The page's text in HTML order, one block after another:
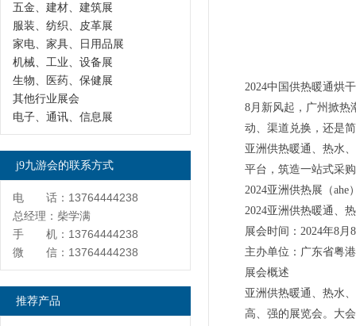
2024中国供热暖通烘
8月新风起，广州掀热
动、渠道兑换，还是
亚洲供热暖通、热水
平台，筑造一站式采
2024亚洲供热展（ahe
2024亚洲供热暖通、
展会时间：2024年
主办单位：广东省粤
展会概述
亚洲供热暖通、热水
高、强的展览会。大
五金、建材、建筑展
服装、纺织、皮革展
家电、家具、日用品展
机械、工业、设备展
生物、医药、保健展
其他行业展会
电子、通讯、信息展
j9九游会的联系方式
电 话：13764444238
总经理：柴学满
手 机：13764444238
微 信：13764444238
推荐产品